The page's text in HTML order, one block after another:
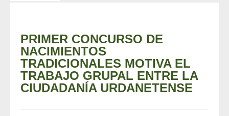
PRIMER CONCURSO DE
NACIMIENTOS
TRADICIONALES MOTIVA EL
TRABAJO GRUPAL ENTRE LA
CIUDADANÍA URDANETENSE